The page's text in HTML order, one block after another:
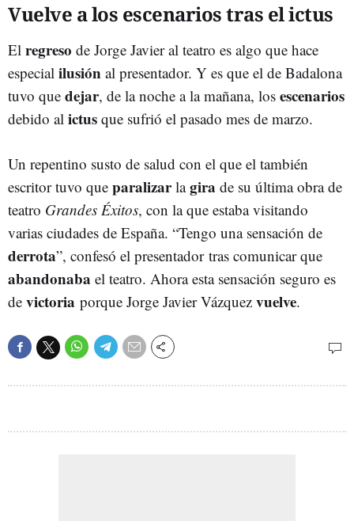
Vuelve a los escenarios tras el ictus
El regreso de Jorge Javier al teatro es algo que hace
especial ilusión al presentador. Y es que el de Badalona
tuvo que dejar, de la noche a la mañana, los escenarios
debido al ictus que sufrió el pasado mes de marzo.
Un repentino susto de salud con el que el también
escritor tuvo que paralizarlagira de su última obra de
teatro Grandes Éxitos, con la que estaba visitando
varias ciudades de España. “Tengo una sensación de
derrota”, confesó el presentador tras comunicar que
abandonaba el teatro. Ahora esta sensación seguro es
de victoria porque Jorge Javier Vázquez vuelve.